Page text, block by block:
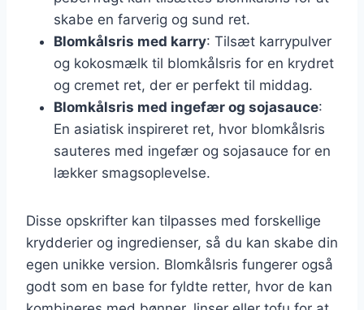
skabe en farverig og sund ret.
Blomkålsris med karry: Tilsæt karrypulver
og kokosmælk til blomkålsris for en krydret
og cremet ret, der er perfekt til middag.
Blomkålsris med ingefær og sojasauce:
En asiatisk inspireret ret, hvor blomkålsris
sauteres med ingefær og sojasauce for en
lækker smagsoplevelse.
Disse opskrifter kan tilpasses med forskellige
krydderier og ingredienser, så du kan skabe din
egen unikke version. Blomkålsris fungerer også
godt som en base for fyldte retter, hvor de kan